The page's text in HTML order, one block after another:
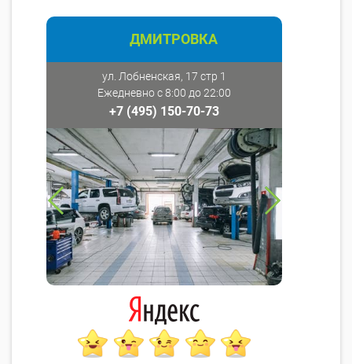
ДМИТРОВКА
ул. Лобненская, 17 стр 1
Ежедневно с 8:00 до 22:00
+7 (495) 150-70-73